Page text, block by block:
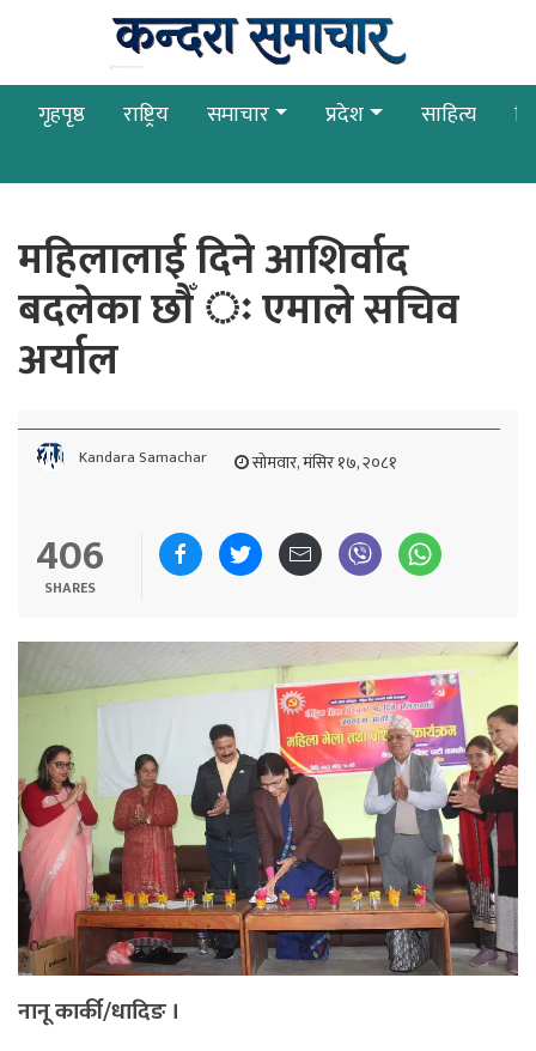
गृहपृष्ठ राष्ट्रिय समाचार प्रदेश साहित्य
महिलालाई दिने आशिर्वाद
बदलेका छाैँ ः एमाले सचिव
अर्याल
Kandara Samachar सोमवार, मंसिर १७, २०८१
406
SHARES
नानू कार्की/धादिङ ।